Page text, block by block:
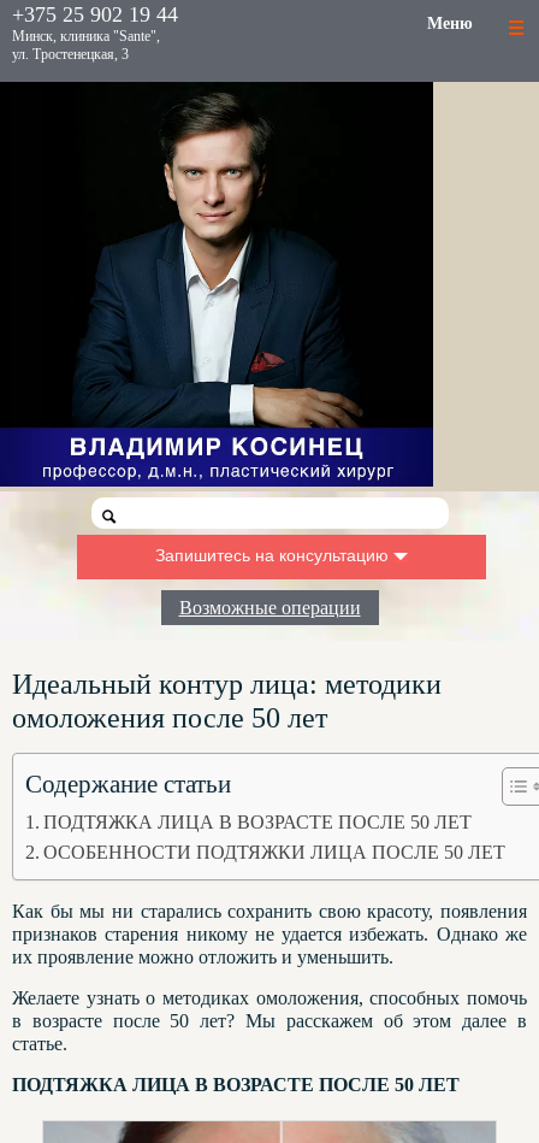
+375 25 902 19 44
Минск, клиника "Sante",
ул. Тростенецкая, 3
Меню
Введите ваше имя:
Ваш номер телефона для связи:
Что вас интересует:
Запишитесь на консультацию
Возможные операции
Идеальный контур лица: методики
омоложения после 50 лет
Содержание статьи
ПОДТЯЖКА ЛИЦА В ВОЗРАСТЕ ПОСЛЕ 50 ЛЕТ
ОСОБЕННОСТИ ПОДТЯЖКИ ЛИЦА ПОСЛЕ 50 ЛЕТ
Как бы мы ни старались сохранить свою красоту, появления
признаков старения никому не удается избежать. Однако же
их проявление можно отложить и уменьшить.
Желаете узнать о методиках омоложения, способных помочь
в возрасте после 50 лет? Мы расскажем об этом далее в
статье.
ПОДТЯЖКА ЛИЦА В ВОЗРАСТЕ ПОСЛЕ 50 ЛЕТ